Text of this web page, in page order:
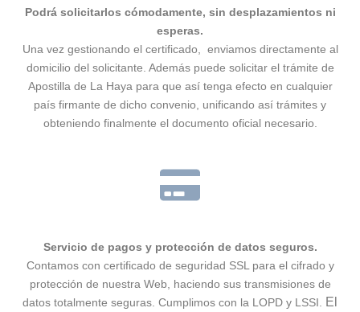
Podrá solicitarlos cómodamente, sin desplazamientos ni
esperas.
Una vez gestionando el certificado, enviamos directamente al
domicilio del solicitante. Además puede solicitar el trámite de
Apostilla de La Haya para que así tenga efecto en cualquier
país firmante de dicho convenio, unificando así trámites y
obteniendo finalmente el documento oficial necesario.
Servicio de pagos y protección de datos seguros.
Contamos con certificado de seguridad SSL para el cifrado y
protección de nuestra Web, haciendo sus transmisiones de
datos totalmente seguras. Cumplimos con la LOPD y LSSI.
El